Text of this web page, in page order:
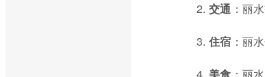
2. 交通 ：丽
3. 住宿 ：丽